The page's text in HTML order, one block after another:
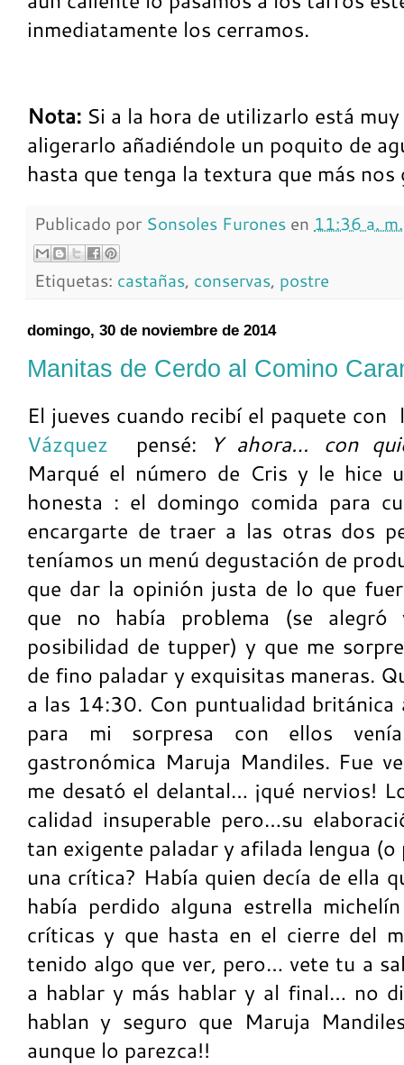
inmediatamente los cerramos.
Nota: Si a la hora de utilizarlo está
aligerarlo añadiéndole un poquito de
hasta que tenga la textura que más nos
Publicado por Sonsoles Furones en 11:36 a. m.
Etiquetas: castañas, conservas, postre
domingo, 30 de noviembre de 2014
Manitas de Cerdo al Comino
El jueves cuando recibí el paquete
Vázquez pensé:
Y ahora… con
Marqué el número de Cris y le hice
honesta : el domingo comida para
encargarte de traer a las otras dos
teníamos un menú degustación de
que dar la opinión justa de lo que
que no había problema (se
posibilidad de tupper) y que me
de fino paladar y exquisitas maneras.
a las 14:30. Con puntualidad británica
para mi sorpresa con ellos
gastronómica Maruja Mandiles. Fue
me desató el delantal… ¡qué nervios!
calidad insuperable pero…su
tan exigente paladar y afilada lengua
una crítica? Había quien decía de ella
había perdido alguna estrella
críticas y que hasta en el cierre del
tenido algo que ver, pero… vete tu a
a hablar y más hablar y al final… no
hablan y seguro que Maruja
aunque lo parezca!!